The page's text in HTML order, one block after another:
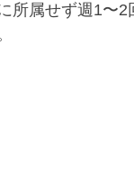
所属せず週1〜